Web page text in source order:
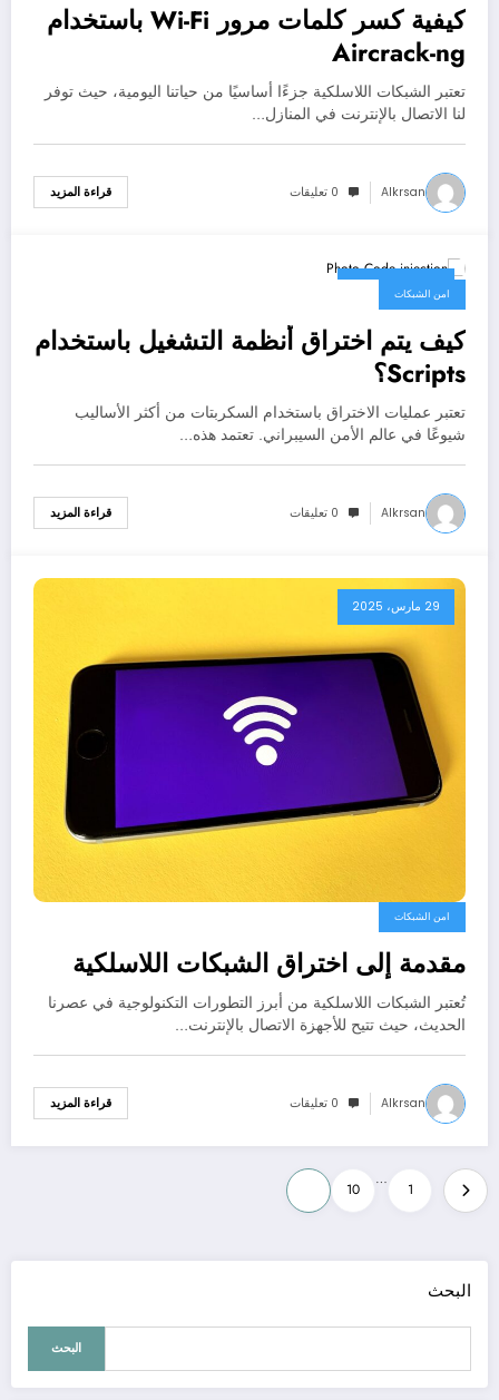
كيفية كسر كلمات مرور Wi-Fi باستخدام
Aircrack-ng
تعتبر الشبكات اللاسلكية جزءًا أساسيًا من حياتنا اليومية، حيث توفر
لنا الاتصال بالإنترنت في المنازل…
Alkrsan 0 تعليقات قراءة المزيد
امن الشبكات
كيف يتم اختراق أنظمة التشغيل باستخدام
Scripts؟
تعتبر عمليات الاختراق باستخدام السكربتات من أكثر الأساليب
شيوعًا في عالم الأمن السيبراني. تعتمد هذه…
Alkrsan 0 تعليقات قراءة المزيد
29 مارس، 2025
امن الشبكات
مقدمة إلى اختراق الشبكات اللاسلكية
تُعتبر الشبكات اللاسلكية من أبرز التطورات التكنولوجية في عصرنا
الحديث، حيث تتيح للأجهزة الاتصال بالإنترنت…
Alkrsan 0 تعليقات قراءة المزيد
تعدد
صفحات
المقالات
1
…
10
البحث
البحث